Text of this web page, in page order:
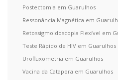
Postectomia em Guarulhos
Ressonância Magnética em
Retossigmoidoscopia Flexível em
Teste Rápido de HIV em Guarulhos
Urofluxometria em Guarulhos
Vacina da Catapora em Guarulhos